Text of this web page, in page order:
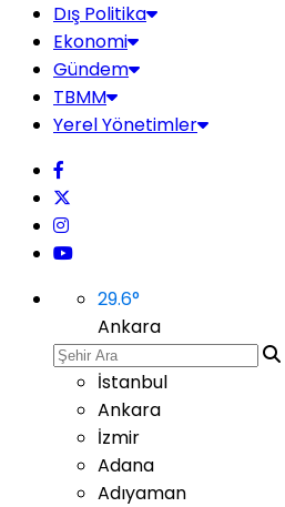
Dış Politika
Ekonomi
Gündem
TBMM
Yerel Yönetimler
29.6°
Ankara
İstanbul
Ankara
İzmir
Adana
Adıyaman